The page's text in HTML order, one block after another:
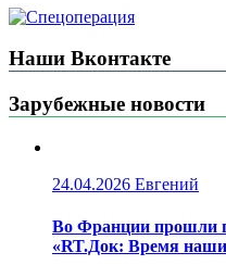
Наши Вконтакте
Зарубежные новости
24.04.2026 Евгений
Во Франции прошли
«RT.Док: Время